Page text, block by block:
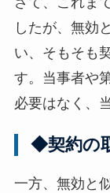
したが、無効
い、そもそも
す。当事者や
必要はなく、
◆契約の
一方、無効と